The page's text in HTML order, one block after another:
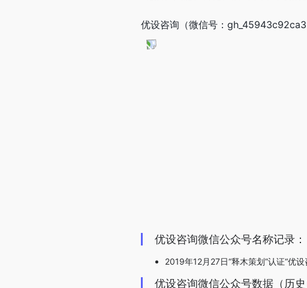
优设咨询（微信号：
优设咨询微信公众号名称记录：
2019年12月27日“释木策划”认证“优设
优设咨询微信公众号数据（历史